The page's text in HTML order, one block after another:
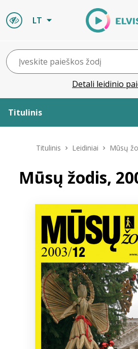
LT
Detali leidinio
Titulinis
Leidiniai
Naujienos
Bibliotekoms
Titulinis Leidiniai Mūsų
Mūsų žodis,